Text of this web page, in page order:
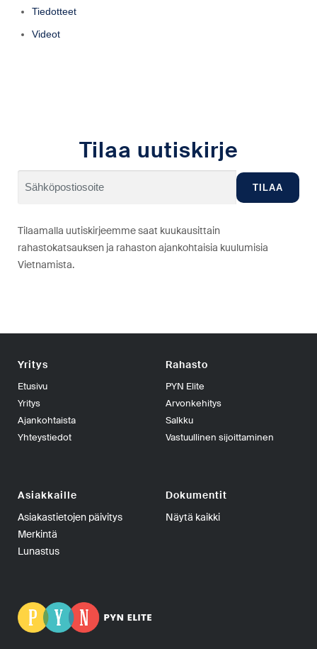
Tiedotteet
Videot
Tilaa uutiskirje
Tilaamalla uutiskirjeemme saat kuukausittain
rahastokatsauksen ja rahaston ajankohtaisia kuulumisia
Vietnamista.
Yritys
Etusivu
Yritys
Ajankohtaista
Yhteystiedot
Rahasto
PYN Elite
Arvonkehitys
Salkku
Vastuullinen sijoittaminen
Asiakkaille
Asiakastietojen päivitys
Merkintä
Lunastus
Dokumentit
Näytä kaikki